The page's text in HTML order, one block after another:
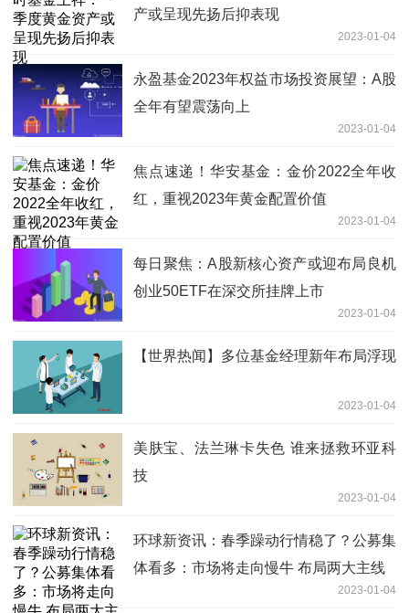
产或呈现先扬后抑表现
2023-01-04
永盈基金2023年权益市场投资展望：A股
全年有望震荡向上
2023-01-04
焦点速递！华安基金：金价2022全年收
红，重视2023年黄金配置价值
2023-01-04
每日聚焦：A股新核心资产或迎布局良机
创业50ETF在深交所挂牌上市
2023-01-04
【世界热闻】多位基金经理新年布局浮现
2023-01-04
美肤宝、法兰琳卡失色 谁来拯救环亚科
技
2023-01-04
环球新资讯：春季躁动行情稳了？公募集
体看多：市场将走向慢牛 布局两大主线
2023-01-04